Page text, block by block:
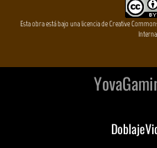
Esta obra está bajo una licencia de Creative